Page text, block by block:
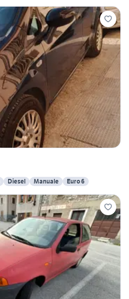
Diesel Manuale Euro 6